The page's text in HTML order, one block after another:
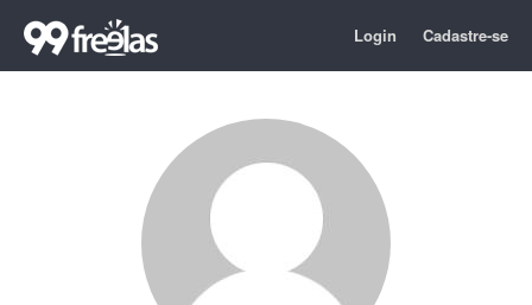
Login Cadastre-se